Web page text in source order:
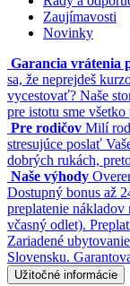
Zaujímavosti
Novinky
Garancia vrátenia
sa, že neprejdeš
vycestovať? Naše
pre istotu sme
Pre rodičov Milí
stresujúce poslať
dobrých rukách,
Naše výhody
Dostupný bonus až
preplatenie nákladov
včasný odlet).
Zariadené
Slovensku.
Užitočné informácie